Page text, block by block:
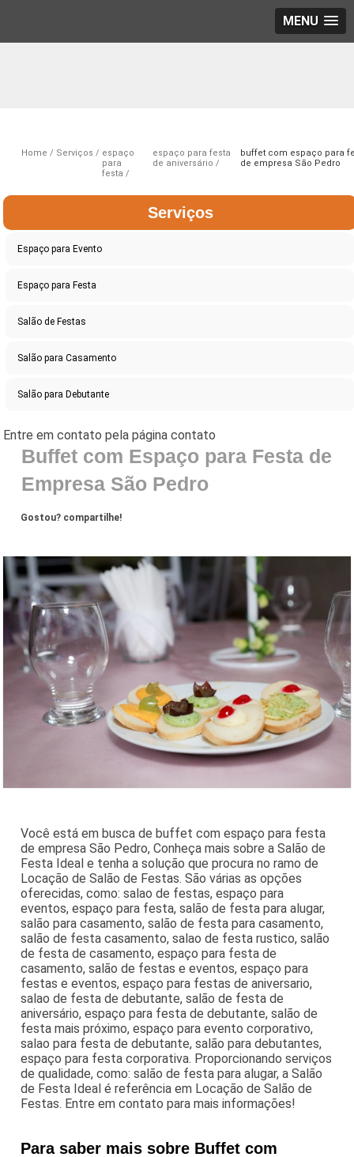
MENU
Home Serviços
espaço
para
festa
espaço para festa
de aniversário
buffet com espaço para
de empresa São Pedro
Serviços
Espaço para Evento
Espaço para Festa
Salão de Festas
Salão para Casamento
Salão para Debutante
Buffet com Espaço para Festa de
Empresa São Pedro
Gostou? compartilhe!
Você está em busca de buffet com espaço para festa
de empresa São Pedro, Conheça mais sobre a Salão de
Festa Ideal e tenha a solução que procura no ramo de
Locação de Salão de Festas. São várias as opções
oferecidas, como: salao de festas, espaço para
eventos, espaço para festa, salão de festa para alugar,
salão para casamento, salão de festa para casamento,
salão de festa casamento, salao de festa rustico, salão
de festa de casamento, espaço para festa de
casamento, salão de festas e eventos, espaço para
festas e eventos, espaço para festas de aniversario,
salao de festa de debutante, salão de festa de
aniversário, espaço para festa de debutante, salão de
festa mais próximo, espaço para evento corporativo,
salao para festa de debutante, salão para debutantes,
espaço para festa corporativa. Proporcionando serviços
de qualidade, como: salão de festa para alugar, a Salão
de Festa Ideal é referência em Locação de Salão de
Festas. Entre em contato para mais informações!
Para saber mais sobre Buffet com